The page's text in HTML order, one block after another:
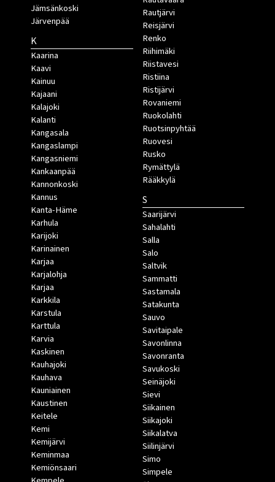
Jämsänkoski
Järvenpää
K
Kaarina
Kaavi
Kainuu
Kajaani
Kalajoki
Kalanti
Kangasala
Kangaslampi
Kangasniemi
Kankaanpää
Kannonkoski
Kannus
Kanta-Häme
Karhula
Karijoki
Karinainen
Karjaa
Karjalohja
Karjaa
Karkkila
Karstula
Karttula
Karvia
Kaskinen
Kauhajoki
Kauhava
Kauniainen
Kaustinen
Keitele
Kemi
Kemijärvi
Keminmaa
Kemiönsaari
Rautjärvi
Reisjärvi
Renko
Riihimäki
Riistavesi
Ristiina
Ristijärvi
Rovaniemi
Ruokolahti
Ruotsinpyhtää
Ruovesi
Rusko
Rymättylä
Rääkkylä
S
Saarijärvi
Sahalahti
Salla
Salo
Saltvik
Sammatti
Sastamala
Satakunta
Sauvo
Savitaipale
Savonlinna
Savonranta
Savukoski
Seinäjoki
Sievi
Siikainen
Siikajoki
Siikalatva
Siilinjärvi
Simo
Simpele